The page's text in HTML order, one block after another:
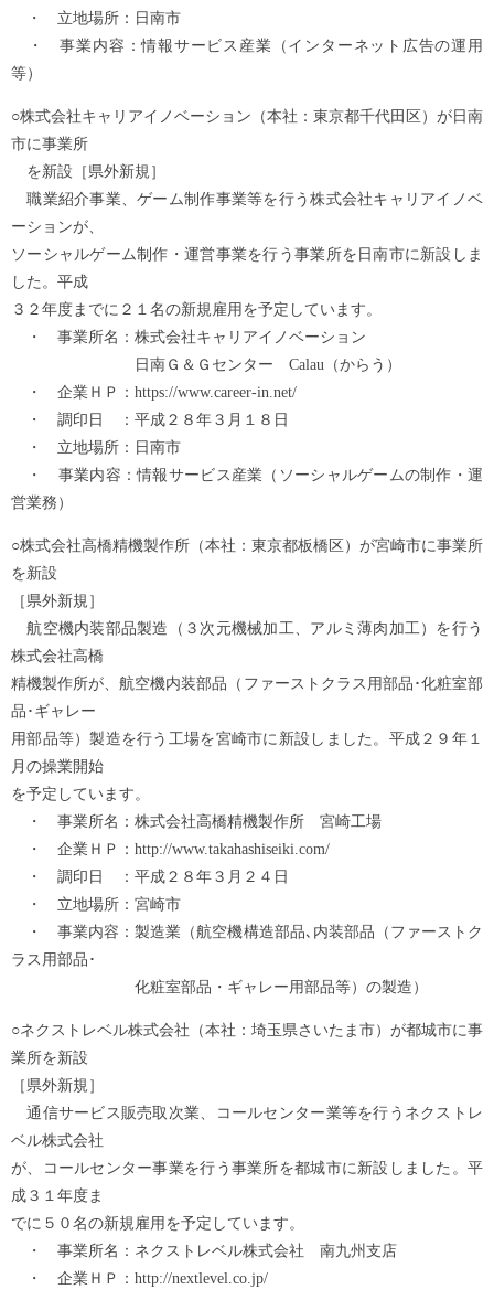
・ 立地場所：日南市
・ 事業内容：情報サービス産業（インターネット広告の運用
等）
○株式会社キャリアイノベーション（本社：東京都千代田区）が日南
市に事業所
を新設［県外新規］
職業紹介事業、ゲーム制作事業等を行う株式会社キャリアイノベ
ーションが、
ソーシャルゲーム制作・運営事業を行う事業所を日南市に新設しま
した。平成
３２年度までに２１名の新規雇用を予定しています。
・ 事業所名：株式会社キャリアイノベーション
日南Ｇ＆Ｇセンター Calau（からう）
・ 企業ＨＰ：https://www.career-in.net/
・ 調印日 ：平成２８年３月１８日
・ 立地場所：日南市
・ 事業内容：情報サービス産業（ソーシャルゲームの制作・運
営業務）
○株式会社高橋精機製作所（本社：東京都板橋区）が宮崎市に事業所
を新設
［県外新規］
航空機内装部品製造（３次元機械加工、アルミ薄肉加工）を行う
株式会社高橋
精機製作所が、航空機内装部品（ファーストクラス用部品･化粧室部
品･ギャレー
用部品等）製造を行う工場を宮崎市に新設しました。平成２９年１
月の操業開始
を予定しています。
・ 事業所名：株式会社高橋精機製作所 宮崎工場
・ 企業ＨＰ：http://www.takahashiseiki.com/
・ 調印日 ：平成２８年３月２４日
・ 立地場所：宮崎市
・ 事業内容：製造業（航空機構造部品､内装部品（ファーストク
ラス用部品･
化粧室部品・ギャレー用部品等）の製造）
○ネクストレベル株式会社（本社：埼玉県さいたま市）が都城市に事
業所を新設
［県外新規］
通信サービス販売取次業、コールセンター業等を行うネクストレ
ベル株式会社
が、コールセンター事業を行う事業所を都城市に新設しました。平
成３１年度ま
でに５０名の新規雇用を予定しています。
・ 事業所名：ネクストレベル株式会社 南九州支店
・ 企業ＨＰ：http://nextlevel.co.jp/